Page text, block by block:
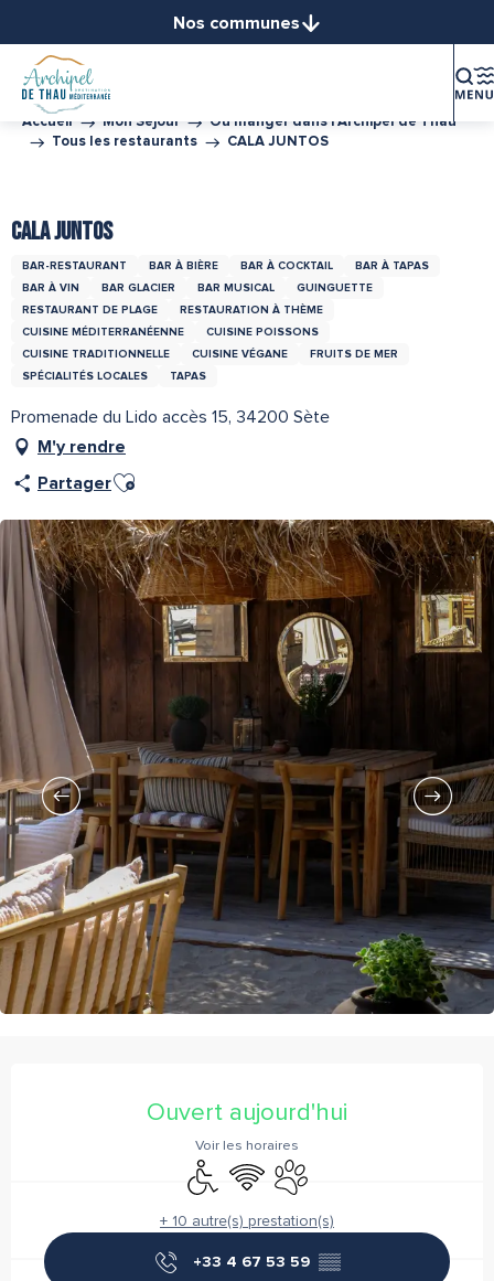
contenu
principal
Nos communes
Bouzigues
Frontignan
Mèze
Mireval
Montbazin
Poussan
Vic-la-Gardiole
Accueil Mon Séjour
Où manger dans l’Archipel de Thau
Tous les restaurants
CALA JUNTOS
CALA JUNTOS
BAR-RESTAURANT BAR À BIÈRE BAR À COCKTAIL
BAR À TAPAS
BAR À VIN
BAR GLACIER BAR MUSICAL
GUINGUETTE
RESTAURANT DE PLAGE
RESTAURATION À THÈME
CUISINE MÉDITERRANÉENNE
CUISINE POISSONS
CUISINE TRADITIONNELLE
CUISINE VÉGANE
FRUITS DE MER
SPÉCIALITÉS LOCALES
TAPAS
Promenade du Lido accès 15, 34200 Sète
M'y rendre
PartagerAjouter aux favoris
Ouverture et coordonnées
Ouvert aujourd'hui
Voir les horaires
Accès handicapés
WiFi Animaux acceptés
+ 10 autre(s) prestation(s)
+33 4 67 53 59 ▒▒